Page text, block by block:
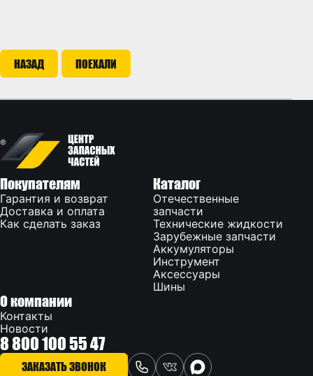
НАЗАД ПОЕХАЛИ
Покупателям
Гарантия и возврат
Доставка и оплата
Как сделать заказ
Каталог
Отечественные
запчасти
Технические жидкости
Зарубежные запчасти
Аккумуляторы
Инструмент
Аксессуары
Шины
О компании
Контакты
Новости
8 800 100 55 47
ЗАКАЗАТЬ ЗВОНОК